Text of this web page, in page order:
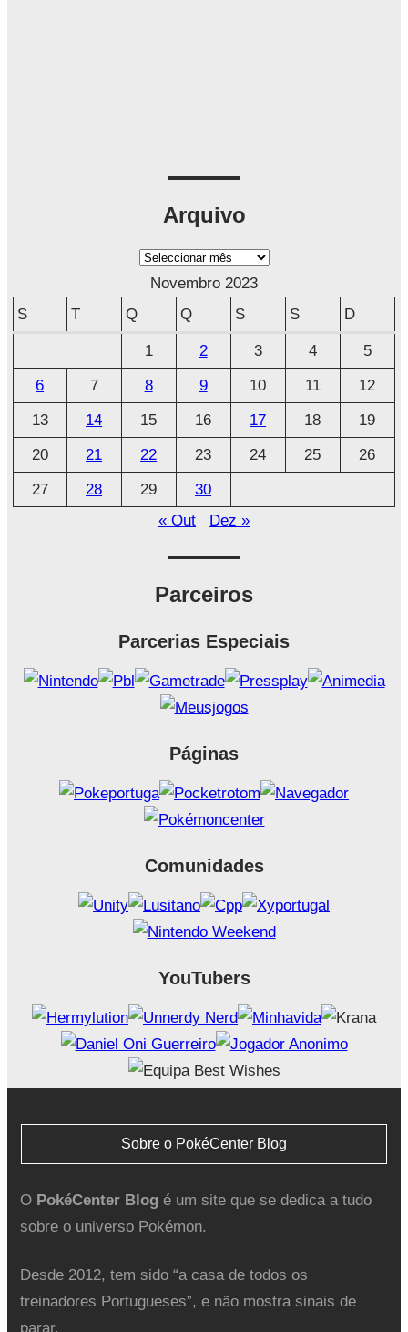
Arquivo
A
v
o
Novembro 2023
S
T Q Q S S D
1 2 3 4
5
6
7 8 9 10 11
12
13
14 15 16 17 18
19
20
21 22 23 24 25
26
27
28 29
30
« Out
Dez »
Parceiros
Parcerias Especiais
Páginas
Comunidades
YouTubers
Sobre o PokéCenter Blog
O PokéCenter Blogé um site que se dedica a tudo
sobre o universo Pokémon.
Desde 2012, tem sido “a casa de todos os
treinadores Portugueses”, e não mostra sinais de
parar.